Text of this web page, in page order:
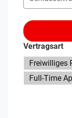
Vertragsart